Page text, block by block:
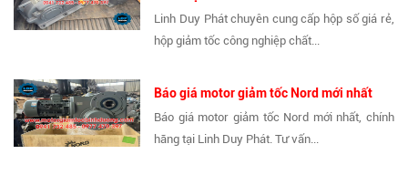
Linh Duy Phát chuyên cung cấp hộp số giá rẻ,
hộp giảm tốc công nghiệp chất...
Báo giá motor giảm tốc Nord mới nhất
Báo giá motor giảm tốc Nord mới nhất, chính
hãng tại Linh Duy Phát. Tư vấn...